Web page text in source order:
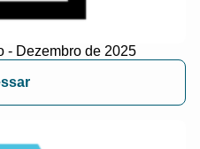
- Dezembro de 2025